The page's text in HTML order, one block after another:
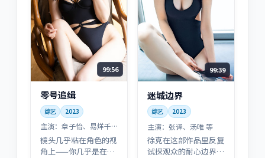
99:56
零号追缉
综艺 2023
主演： 章子怡、易烊千
玺 等
镜头几乎粘在角色的视
角上——你几乎是在替
99:39
迷城边界
综艺 2023
主演： 张译、汤唯 等
徐克在这部作品里反复
试探观众的耐心边界：